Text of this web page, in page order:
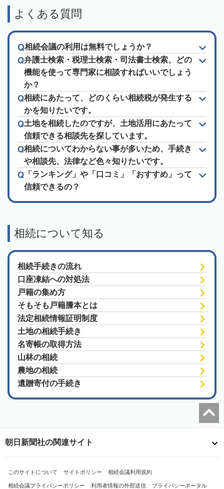
よくある質問
相続会議の利用は無料でしょうか？
弁護士検索・税理士検索・司法書士検索、どの
機能を使って専門家に相談すればいいでしょう
か？
相続にあたって、どのくらい相続税が発生する
かを知りたいです。
土地を相続したのですが、土地活用にあたって
信頼できる相談先を探しています。
相続についてわからない事が多いため、手続き
や相談先、法律など色々知りたいです。
「ランキング」や「口コミ」「おすすめ」って
信頼できるの？
相続について知る
相続手続きの流れ
口座凍結への対処法
戸籍の集め方
そもそも戸籍謄本とは
法定相続情報証明制度
土地の相続手続き
名寄帳の取得方法
山林の相続
農地の相続
遺贈寄付の手続き
朝日新聞社の関連サイト
このサイトについて サイトポリシー 相続会議利用規約
相続会議プライバシーポリシー 利用者情報の外部送信 プライバシーポータル